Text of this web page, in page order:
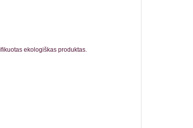
ekologiškas produktas.